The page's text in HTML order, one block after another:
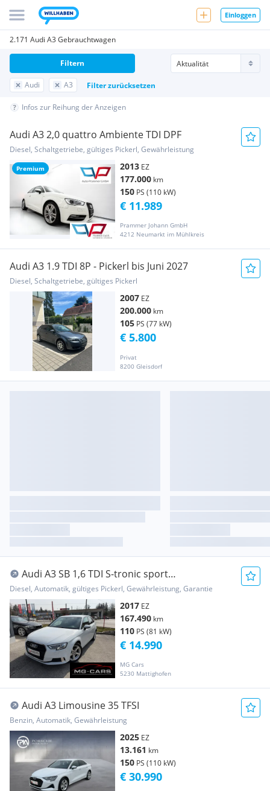
Einloggen
2.171 Audi A3 Gebrauchtwagen
Audi A3 Filter zurücksetzen
Filtern
Infos zur Reihung der Anzeigen
Premium
Audi A3 2,0 quattro Ambiente TDI DPF
Diesel, Schaltgetriebe, gültiges Pickerl, Gewährleistung
2013 EZ
177.000 km
150 PS (110 kW)
Prammer Johann GmbH
4212 Neumarkt im Mühlkreis
€ 11.989
Audi A3 1.9 TDI 8P - Pickerl bis Juni 2027
Diesel, Schaltgetriebe, gültiges Pickerl
2007 EZ
200.000 km
105 PS (77 kW)
Privat
8200 Gleisdorf
€ 5.800
Audi A3 SB 1,6 TDI S-tronic sport
*Automatik*CarPlay...
Diesel, Automatik, gültiges Pickerl, Gewährleistung, Garantie
2017 EZ
167.490 km
110 PS (81 kW)
MG Cars
5230 Mattighofen
€ 14.990
Audi A3 Limousine 35 TFSI
Benzin, Automatik, Gewährleistung
2025 EZ
13.161 km
150 PS (110 kW)
€ 30.990